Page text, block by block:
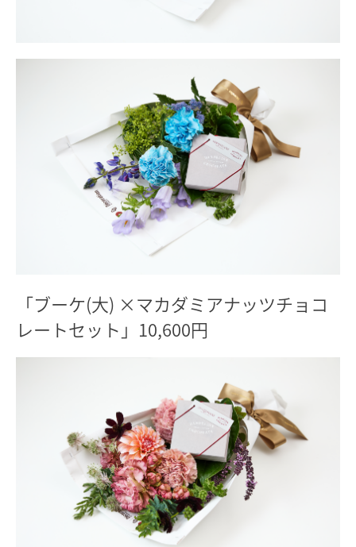
「ブーケ(大) ×マカダミアナッツチョコ
レートセット」10,600円